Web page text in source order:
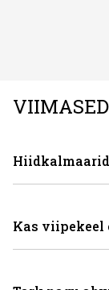
Kas viipekeel